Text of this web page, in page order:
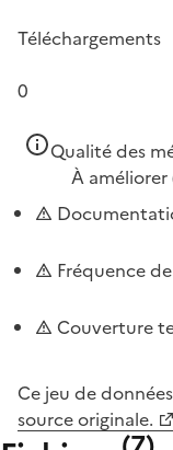
Téléchargements
0
Qualité des
À améliorer
Fréquence
Couverture
Ce jeu de
source originale.